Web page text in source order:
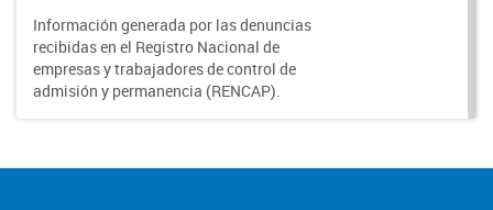
Información generada por las denuncias
recibidas en el Registro Nacional de
empresas y trabajadores de control de
admisión y permanencia (RENCAP).